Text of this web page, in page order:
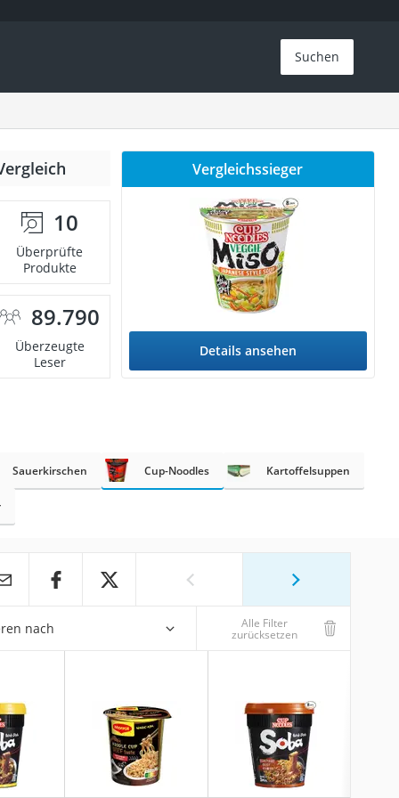
Suchen
10
Überprüfte
Produkte
89.790
Überzeugte
Leser
Vergleichssieger
Details ansehen
Sauerkirschen Cup-Noodles Kartoffelsuppen
nach Alle Filter
zurücksetzen